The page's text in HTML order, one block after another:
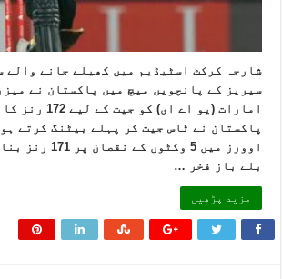
سیریز کے پانچویں میچ میں پاکستان نے
امارات (یو اے ای) کو
اوورز میں 5 وکٹوں کے
بلے باز فخر …
مزید پڑھیں